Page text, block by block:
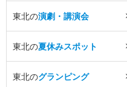
東北の演劇・講演会
東北の夏休みスポット
東北のグランピング